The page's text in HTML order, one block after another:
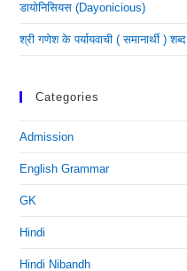
डायोनिसियस (dayonicious)
श्री गणेश के पर्यायवाची ( समानार्थी ) शब्द
Categories
Admission
English Grammar
GK
Hindi
Hindi Nibandh